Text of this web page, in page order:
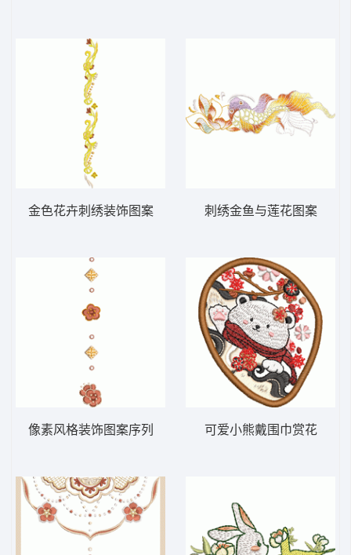
金色花卉刺绣装饰图案
像素风格装饰图案序列
刺绣金鱼与莲花图案
可爱小熊戴围巾赏花